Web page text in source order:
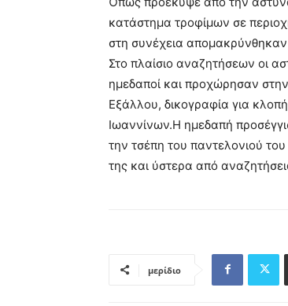
κατάστημα τροφίμων σε
στη συνέχεια απομακρύνθηκαν
Στο πλαίσιο αναζητήσεων οι
ημεδαποί και προχώρησαν
Εξάλλου, δικογραφία για
Ιωαννίνων.Η ημεδαπή
την τσέπη του παντελονιού
της και ύστερα από
μερίδιο